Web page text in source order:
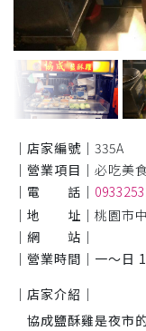
｜店家編號｜ 335A
｜營業項目｜ 必吃美
｜電 話｜
｜地 址｜ 桃園市
｜網 站｜
｜營業時間｜ 一～日
｜店家介紹｜
協成鹽酥雞是夜市